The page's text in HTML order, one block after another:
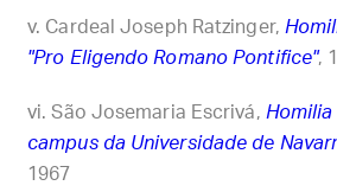
Cardeal Joseph Ratzinger,
"Pro Eligendo Romano Pontifice",
São Josemaria Escrivá,
campus da Universidade de
1967